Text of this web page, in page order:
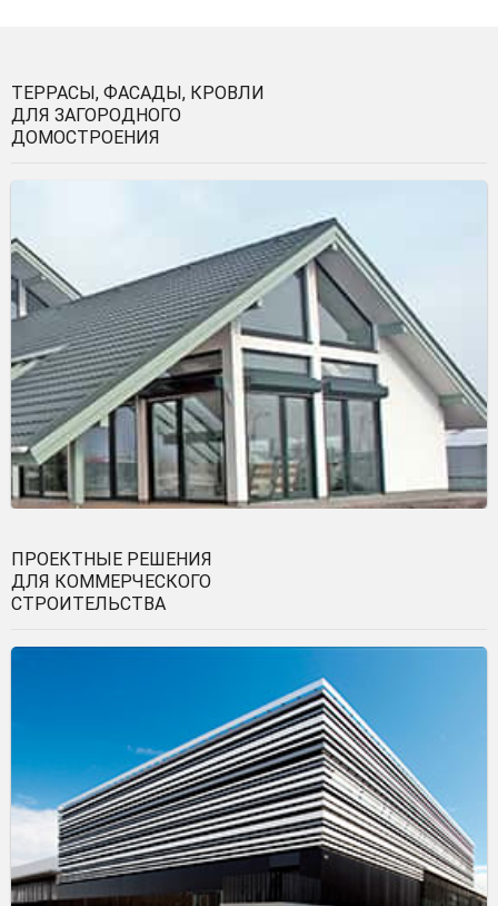
ТЕРРАСЫ, ФАСАДЫ, КРОВЛИ
ДЛЯ ЗАГОРОДНОГО
ДОМОСТРОЕНИЯ
ПРОЕКТНЫЕ РЕШЕНИЯ
ДЛЯ КОММЕРЧЕСКОГО
СТРОИТЕЛЬСТВА